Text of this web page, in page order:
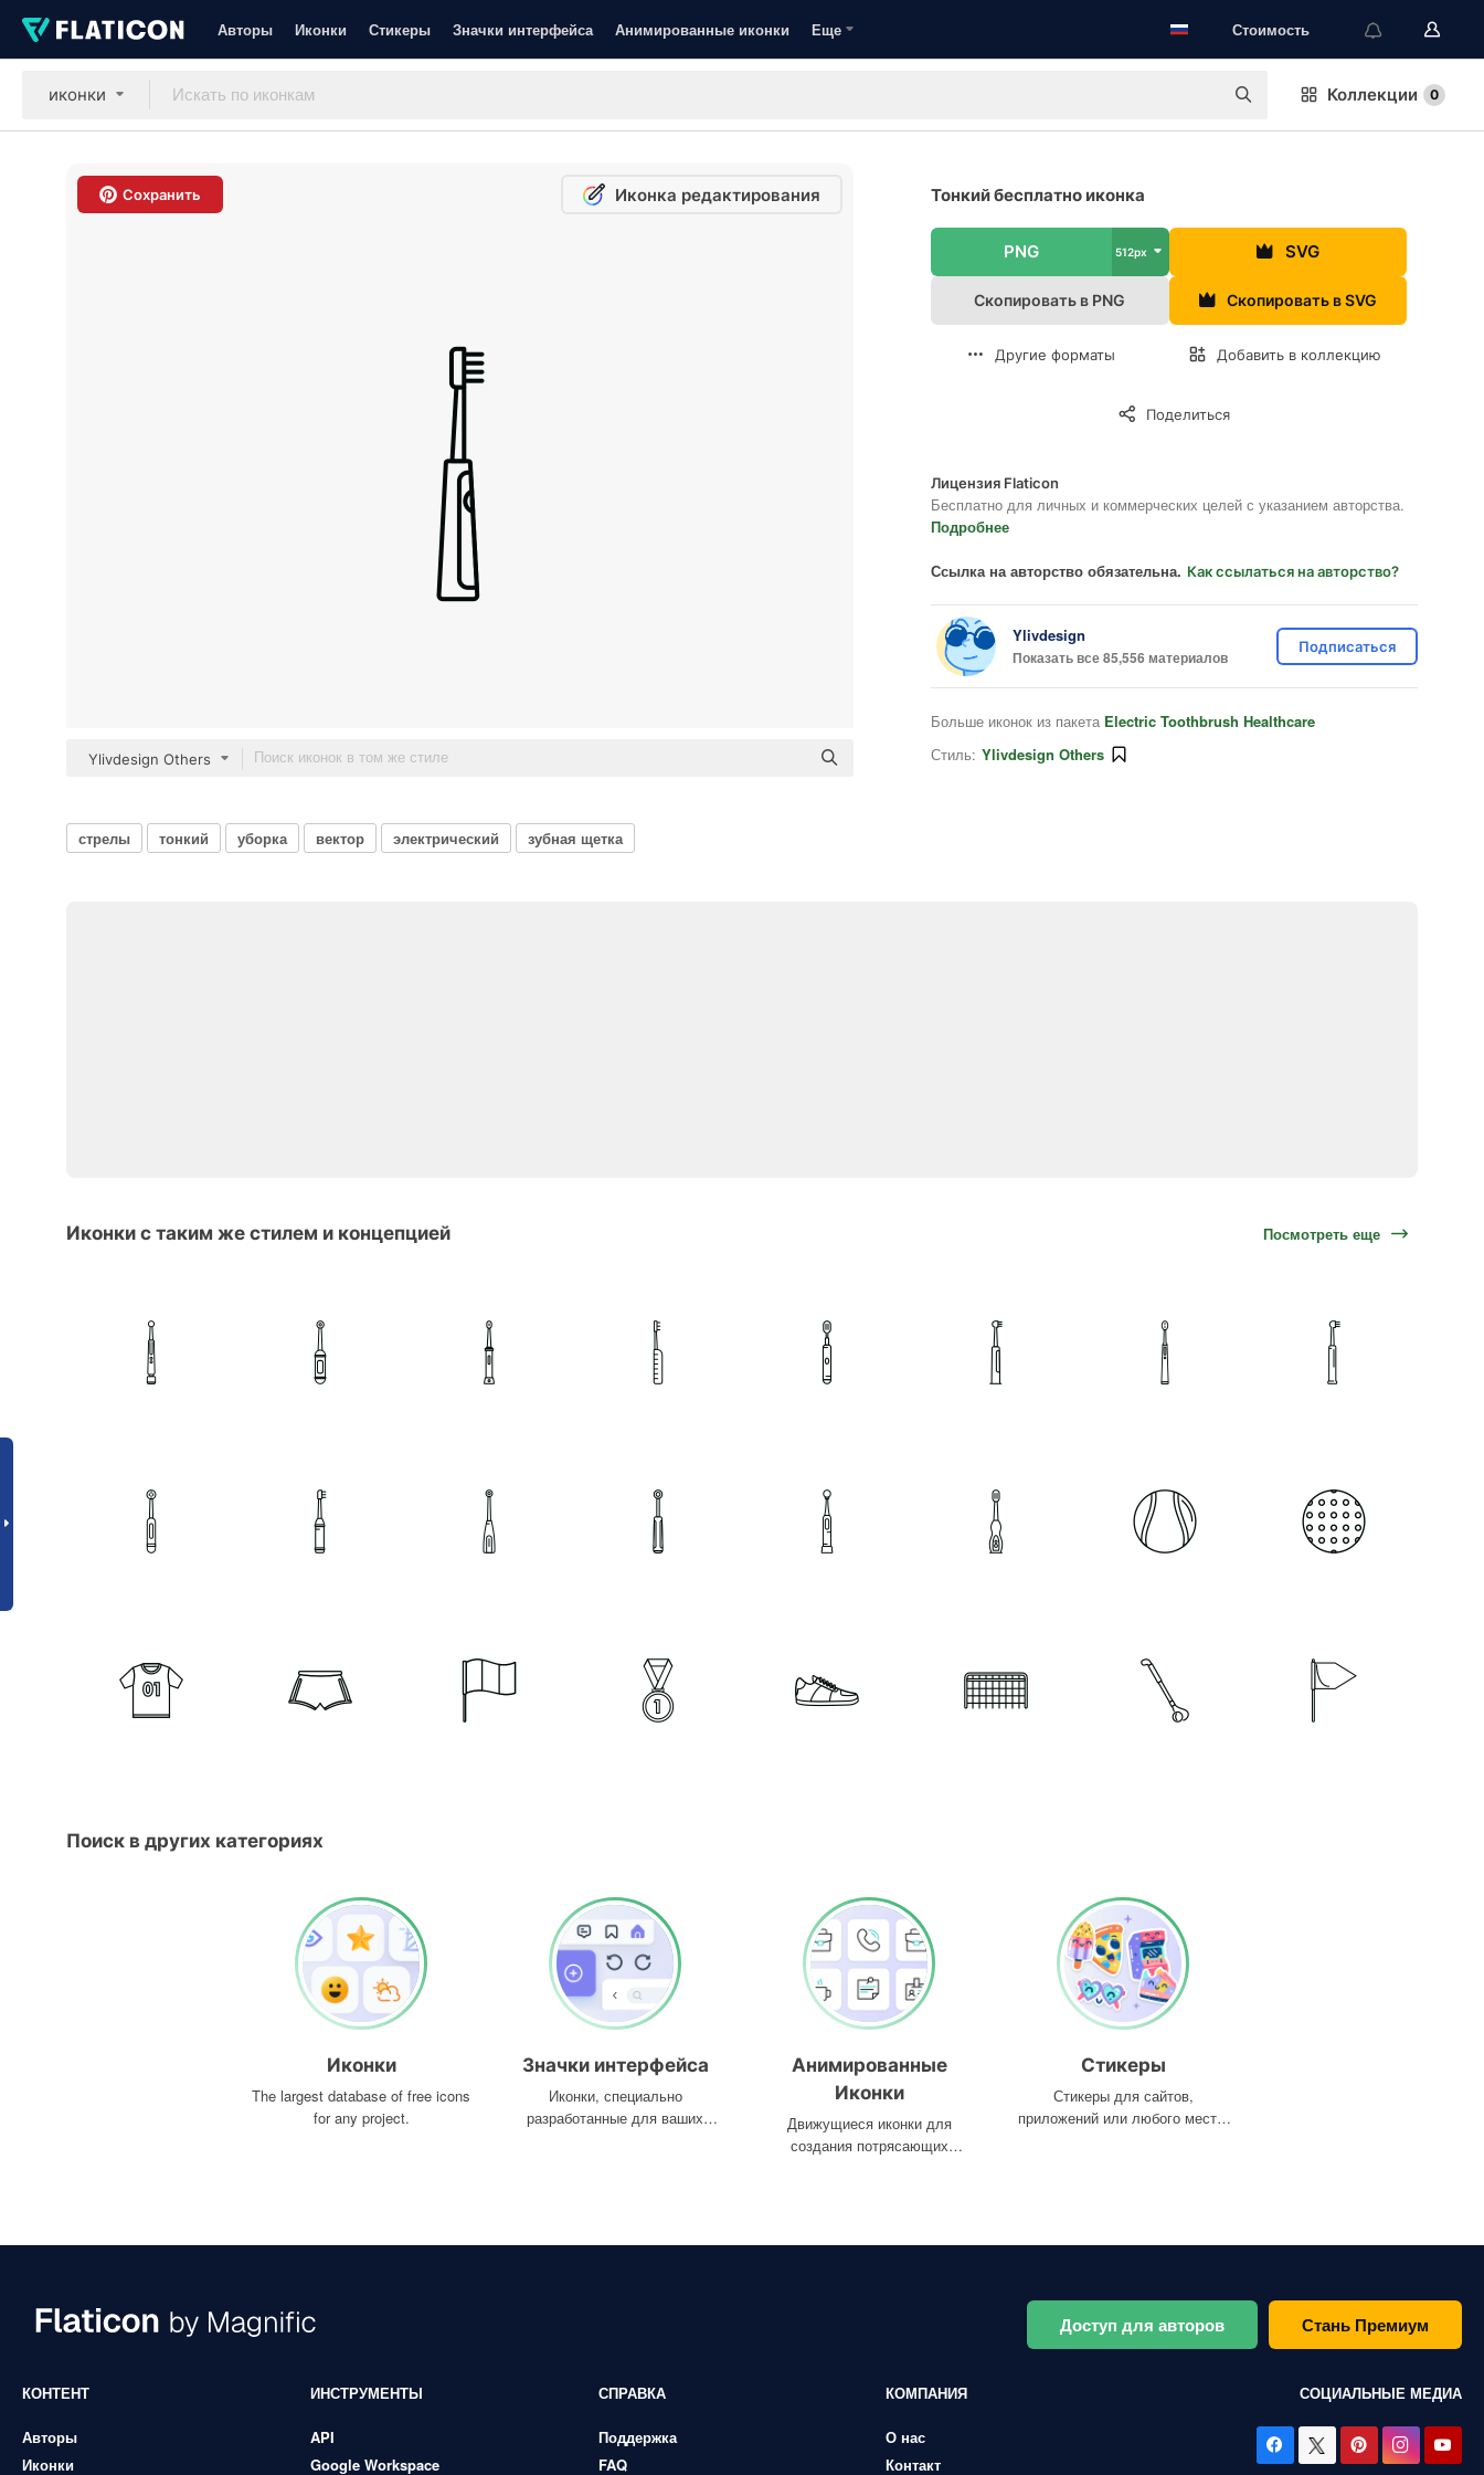
Авторы Иконки Стикеры Значки интерфейса Анимированные иконки Еще Стоимость
иконки Коллекции 0
Сохранить Иконка редактирования
Ylivdesign Others
Тонкий бесплатно иконка
PNG 512px SVG
Скопировать в PNG Скопировать в SVG
Другие форматы Добавить в коллекцию
Поделиться
Лицензия Flaticon
Бесплатно для личных и коммерческих целей с указанием авторства.
Подробнее
Ссылка на авторство обязательна. Как ссылаться на авторство?
Ylivdesign
Показать все 85,556 материалов
Подписаться
Больше иконок из пакета Electric Toothbrush Healthcare
Стиль: Ylivdesign Others
стрелы тонкий уборка вектор электрический зубная щетка
Иконки с таким же стилем и концепцией Посмотреть еще
Поиск в других категориях
Иконки
The largest database of free icons
for any project.
Значки интерфейса
Иконки, специально
разработанные для ваших
Анимированные
Иконки
Движущиеся иконки для
создания потрясающих
Стикеры
Стикеры для сайтов,
приложений или любого места,
Доступ для авторов Стань Премиум
КОНТЕНТ
Авторы
Иконки
ИНСТРУМЕНТЫ
API
Google Workspace
СПРАВКА
Поддержка
FAQ
КОМПАНИЯ
О нас
Контакт
СОЦИАЛЬНЫЕ МЕДИА